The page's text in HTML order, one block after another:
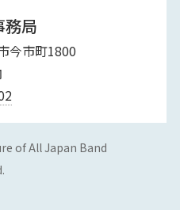
務局
今市町1800
of All Japan Band